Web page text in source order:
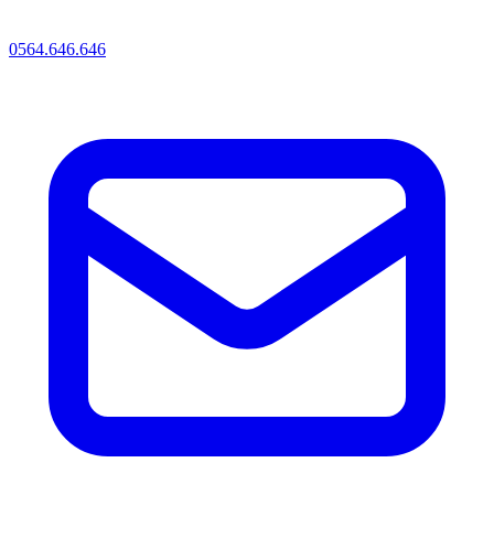
0564.646.646